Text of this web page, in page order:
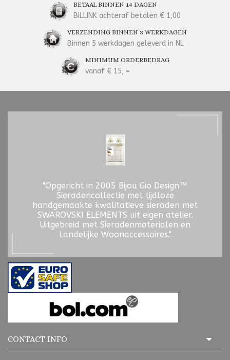
BETAAL BINNEN 14 DAGEN
BILLINK achteraf betalen € 1,00
VERZENDING BINNEN 3 WERKDAGEN
Binnen 5 werkdagen geleverd in NL
MINIMUM ORDERBEDRAG
vanaf € 15, =
"Opgericht in 2005 Bijou Gio Design™
Sieradencollectie met tijdloze
handgemaakte kwalitatieve sieraden met
SWAROVSKI ELEMENTS uit eigen atelier.
Uitgebreid met Sieradenmaterialen en
Landelijke Woonaccessoires."
CONTACT INFO